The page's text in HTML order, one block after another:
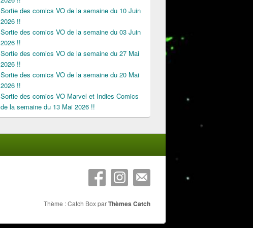
Sortie des comics VO de la semaine du 10 Juin
2026 !!
Sortie des comics VO de la semaine du 03 Juin
2026 !!
Sortie des comics VO de la semaine du 27 Mai
2026 !!
Sortie des comics VO de la semaine du 20 Mai
2026 !!
Sortie des comics VO Marvel et Indies Comics
de la semaine du 13 Mai 2026 !!
Thème : Catch Box parThèmes Catch